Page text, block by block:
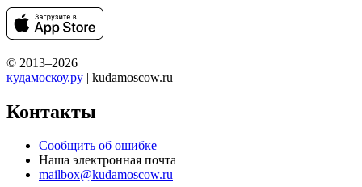
© 2013–2026
кудамоскоу.ру | kudamoscow.ru
Контакты
Сообщить об ошибке
Наша электронная почта
mailbox@kudamoscow.ru